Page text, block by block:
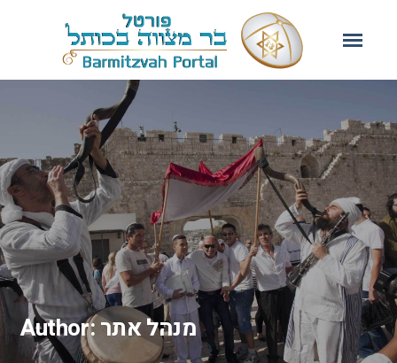
Author: מנהל אתר